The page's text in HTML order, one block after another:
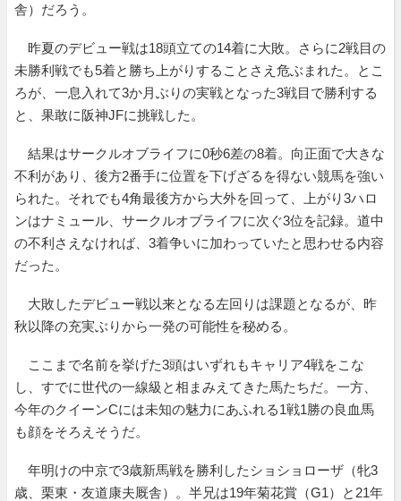
舎）だろう。
昨夏のデビュー戦は18頭立ての14着に大敗。さらに2戦目の
未勝利戦でも5着と勝ち上がりすることさえ危ぶまれた。とこ
ろが、一息入れて3か月ぶりの実戦となった3戦目で勝利する
と、果敢に阪神JFに挑戦した。
結果はサークルオブライフに0秒6差の8着。向正面で大きな
不利があり、後方2番手に位置を下げざるを得ない競馬を強い
られた。それでも4角最後方から大外を回って、上がり3ハロ
ンはナミュール、サークルオブライフに次ぐ3位を記録。道中
の不利さえなければ、3着争いに加わっていたと思わせる内容
だった。
大敗したデビュー戦以来となる左回りは課題となるが、昨
秋以降の充実ぶりから一発の可能性を秘める。
ここまで名前を挙げた3頭はいずれもキャリア4戦をこな
し、すでに世代の一線級と相まみえてきた馬たちだ。一方、
今年のクイーンCには未知の魅力にあふれる1戦1勝の良血馬
も顔をそろえそうだ。
年明けの中京で3歳新馬戦を勝利したショショローザ（牝3
歳、栗東・友道康夫厩舎）。半兄は19年菊花賞（G1）と21年